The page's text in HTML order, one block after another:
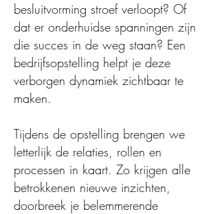
besluitvorming stroef verloopt? Of
dat er onderhuidse spanningen zijn
die succes in de weg staan? Een
bedrijfsopstelling helpt je deze
verborgen dynamiek zichtbaar te
maken.
Tijdens de opstelling brengen we
letterlijk de relaties, rollen en
processen in kaart. Zo krijgen alle
betrokkenen nieuwe inzichten,
doorbreek je belemmerende